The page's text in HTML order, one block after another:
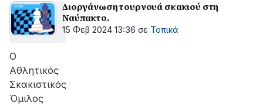
Διοργάνωση τουρνουά σκακιού στη
Ναύπακτο.
15 Φεβ 2024 13:36 σε Τοπικά
Ο
Αθλητικός
Σκακιστικός
Όμιλος